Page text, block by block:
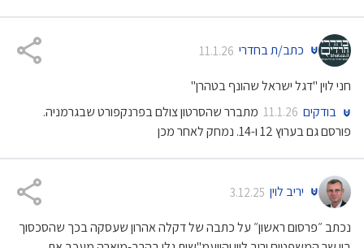
כתב/ת בחדרי 11.1.26
חני לוין "דגל ישראל שהונף בטהרן"
בודקים 11.1.26 מתברר שהסרטון צולם בפרנקפורט שבגרמניה.
פורסם גם בערוץ 12 ו-14. נמחק לאחר מכן
יריב לוין 3.12.25
נכתב ״פרסום ראשון״ על כתבה של דקלה אהרון שעסקה בכך שהסכסוך